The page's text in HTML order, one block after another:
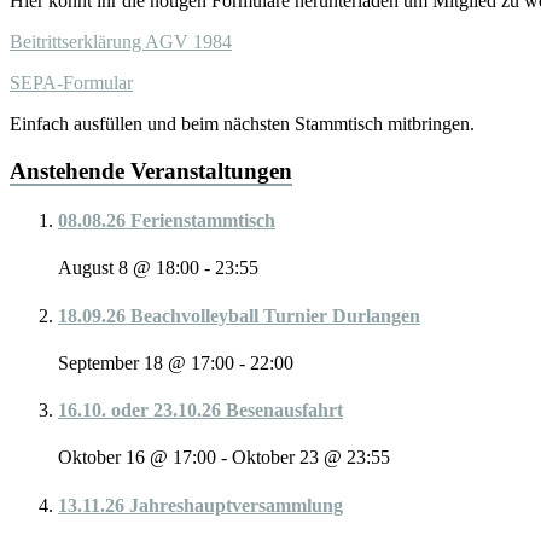
Beitrittserklärung AGV 1984
SEPA-Formular
Einfach ausfüllen und beim nächsten Stammtisch mitbringen.
Anstehende Veranstaltungen
08.08.26 Ferienstammtisch
August 8 @ 18:00 - 23:55
18.09.26 Beachvolleyball Turnier Durlangen
September 18 @ 17:00 - 22:00
16.10. oder 23.10.26 Besenausfahrt
Oktober 16 @ 17:00 - Oktober 23 @ 23:55
13.11.26 Jahreshauptversammlung